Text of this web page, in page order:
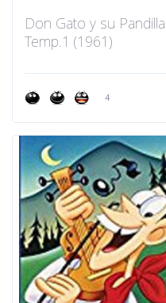
Don Gato y su Pandilla
Temp.1 (1961)
4